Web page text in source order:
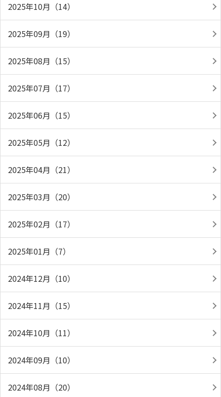
2025年10月（14）
2025年09月（19）
2025年08月（15）
2025年07月（17）
2025年06月（15）
2025年05月（12）
2025年04月（21）
2025年03月（20）
2025年02月（17）
2025年01月（7）
2024年12月（10）
2024年11月（15）
2024年10月（11）
2024年09月（10）
2024年08月（20）